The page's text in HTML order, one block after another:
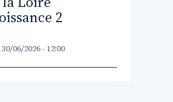
2
06/2026 - 12:00